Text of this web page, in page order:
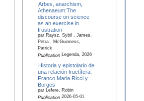
Arbes, anarchism,
Athenaeum:The
discourse on science
as an exercise in
frustration
par Raysz, Sybil , James,
Petra , McGuinness,
Patrick
PublicationLegenda, 2026
Historia y epistolario de
una relación fructífera:
Franco Maria Ricci y
Borges
par Lefere, Robin
Publication2026-05-01